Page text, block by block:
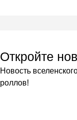
Откройте
Новость
роллов!